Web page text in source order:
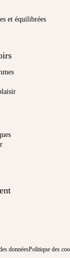
et équilibrées
donnéesPolitique des